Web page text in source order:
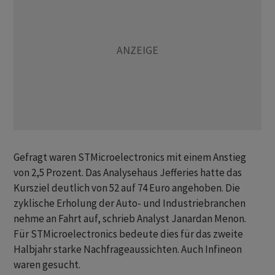
Gefragt waren STMicroelectronics mit einem Anstieg
von 2,5 Prozent. Das Analysehaus Jefferies hatte das
Kursziel deutlich von 52 auf 74 Euro angehoben. Die
zyklische Erholung der Auto- und Industriebranchen
nehme an Fahrt auf, schrieb Analyst Janardan Menon.
Für STMicroelectronics bedeute dies für das zweite
Halbjahr starke Nachfrageaussichten. Auch Infineon
waren gesucht.